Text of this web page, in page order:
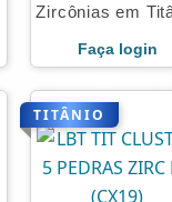
Zircônias em
Faça login
TITÂNIO